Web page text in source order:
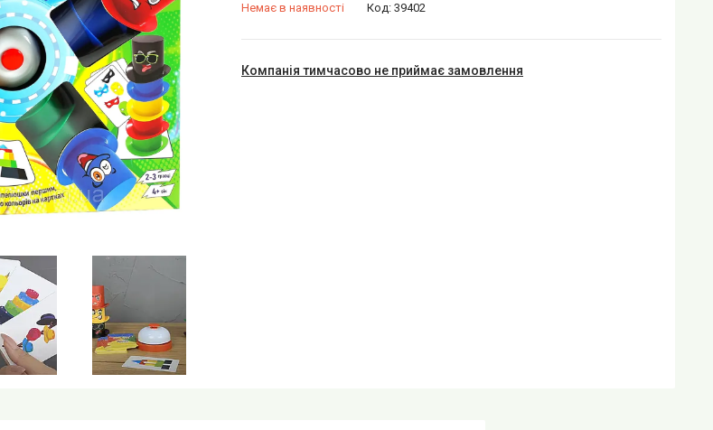
Немає в наявності Код: 39402
Компанія тимчасово не приймає замовлення